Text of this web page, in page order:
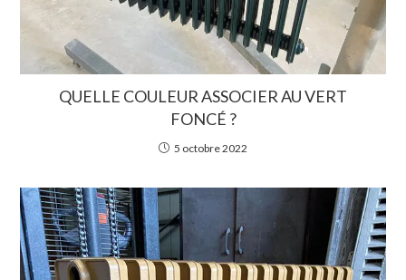
QUELLE COULEUR ASSOCIER AU VERT
FONCÉ ?
5 octobre 2022